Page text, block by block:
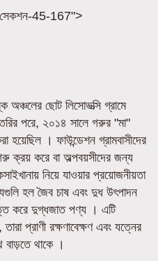
45-167">
অঞ্চলের ছোট লিসোভত্সি গ্রামে
পরে, ২০১৪ সালে গরুর "মা"
হয়েছিল । ফাউন্ডেশন গ্রামবাসীদের
ক্রয় করে বা অল্পবয়সীদের জন্য
নিয়ে যাওয়ার প্রয়োজনীয়তা
হল জৈব চাষ এবং দুধ উৎপাদন
করে দুগ্ধজাত পণ্য । এটি
প্রাণী রক্ষণাবেক্ষণ এবং যত্নের
বাড়তে থাকে ।